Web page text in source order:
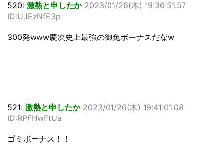
520: 激熱と申したか 2023/01/26(木) 19:36:51.57
ID:UJEzNfE3p
300発www慶次史上最強の御免ボーナスだなw
521: 激熱と申したか 2023/01/26(木) 19:41:01.08
ID:RPFHwFtUa
ゴミボーナス！！